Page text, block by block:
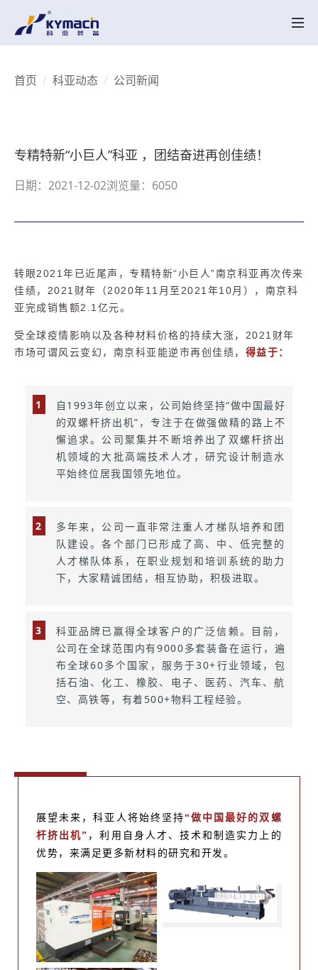
产品中心
公司介绍
辉煌历程
荣誉资质
产品创新
行业应用
实验中心
智能配混解决方案
科亚动态
视频展示
联系我们
联系我们
招聘职位
首页 科亚动态 公司新闻
专精特新“小巨人”科亚 ，团结奋进再创佳绩！
日期：2021-12-02浏览量：6050
转眼2021年已近尾声，专精特新“小巨人”南京科亚再次传来
佳绩，2021财年（2020年11月至2021年10月），南京科
亚完成销售额2.1亿元。
受全球疫情影响以及各种材料价格的持续大涨，2021财年
市场可谓风云变幻，南京科亚能逆市再创佳绩， 得益于：
1
自1993年创立以来，公司始终坚持“做中国最好
的双螺杆挤出机”，专注于在做强做精的路上不
懈追求。公司聚集并不断培养出了双螺杆挤出
机领域的大批高端技术人才，研究设计制造水
平始终位居我国领先地位。
2
多年来，公司一直非常注重人才梯队培养和团
队建设。各个部门已形成了高、中、低完整的
人才梯队体系，在职业规划和培训系统的助力
下，大家精诚团结，相互协助，积极进取。
3
科亚品牌已赢得全球客户的广泛信赖。目前，
公司在全球范围内有9000多套装备在运行，遍
布全球60多个国家，服务于30+行业领域，包
括石油、化工、橡胶、电子、医药、汽车、航
空、高铁等，有着500+物料工程经验。
展望未来，科亚人将始终坚持“做中国最好的双螺
杆挤出机” ，利用自身人才、技术和制造实力上的
优势，来满足更多新材料的研究和开发。